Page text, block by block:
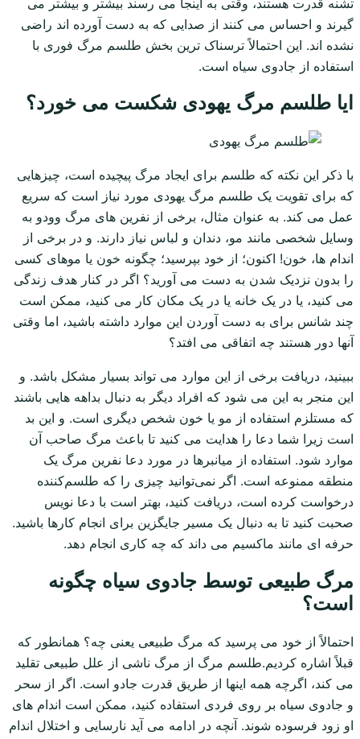
گیرند و احساس می کنند از صدایی که به دست آورده اند راضی
نشده اند. این احتمالاً ترسناک ترین بخش طلسم مرگ فوری با
استفاده از جادوی سیاه است.
ایا طلسم مرگ یهودی شکست می خورد؟
با ذکر این نکته که طلسم برای ایجاد مرگ پیچیده است، چیزهایی
که برای تقویت یک طلسم مرگ یهودی مورد نیاز است که سریع
عمل می کند. به عنوان مثال، برخی از نفرین های مرگ وودو به
وسایل شخصی مانند مو، دندان و لباس نیاز دارند. و در برخی از
اندام ها، خون! اکنون؛ از خود بپرسید؛ چگونه خون یا موهای کسی
را بدون نزدیک شدن به دست می آورید؟ اگر در کنار هدف زندگی
می کنید، یا در یک خانه یا در یک مکان کار می کنید، ممکن است
چند شانس برای به دست آوردن این موارد داشته باشید، اما وقتی
آنها دور هستند چه اتفاقی می افتد؟
ببینید، دریافت برخی از این موارد می تواند بسیار مشکل باشد. و
این منجر به این می شود که افراد دیگر به دنبال بداهه هایی باشند
که مستلزم استفاده از مو یا خون شخص دیگری است. و این بد
است زیرا شما دعا را هدایت می کنید تا باعث مرگ صاحب آن
موارد شود. استفاده از میانبرها در مورد دعا نفرین مرگ یک
منطقه ممنوعه است. اگر نمی‌توانید چیزی را که طلسم‌کننده
درخواست کرده است، دریافت کنید، بهتر است با دعا نویس
صحبت کنید تا به دنبال یک مسیر جایگزین برای انجام کارها باشید.
حرفه ای مانند ماکسیم می داند که چه کاری انجام دهد.
مرگ طبیعی توسط جادوی سیاه چگونه
است؟
احتمالاً از خود می پرسید که مرگ طبیعی یعنی چه؟ همانطور که
قبلاً اشاره کردیم.طلسم مرگ از مرگ ناشی از علل طبیعی تقلید
می کند، اگرچه همه اینها از طریق قدرت جادو است. اگر از سحر
و جادوی سیاه بر روی فردی استفاده کنید، ممکن است اندام های
او زود فرسوده شوند. آنچه در ادامه می آید نارسایی و اختلال اندام